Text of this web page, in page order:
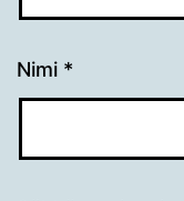
Nimi *